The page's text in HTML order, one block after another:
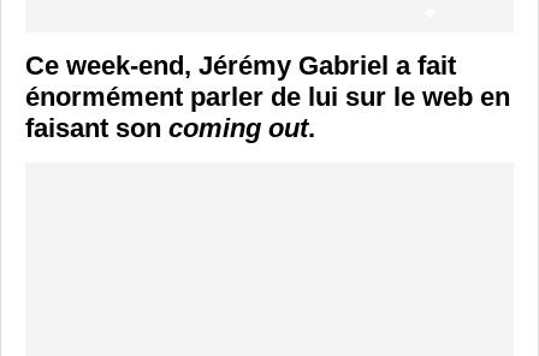
Ce week-end, Jérémy Gabriel a fait
énormément parler de lui sur le web en
faisant son coming out.